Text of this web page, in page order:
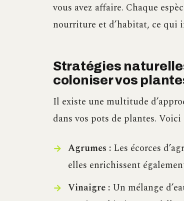
vous avez affaire. Chaque
nourriture et d’habitat, ce qui
Stratégies
coloniser vos
Il existe une multitude
dans vos pots de plantes.
Agrumes :Les écorces
elles enrichissent
Vinaigre :Un mélange